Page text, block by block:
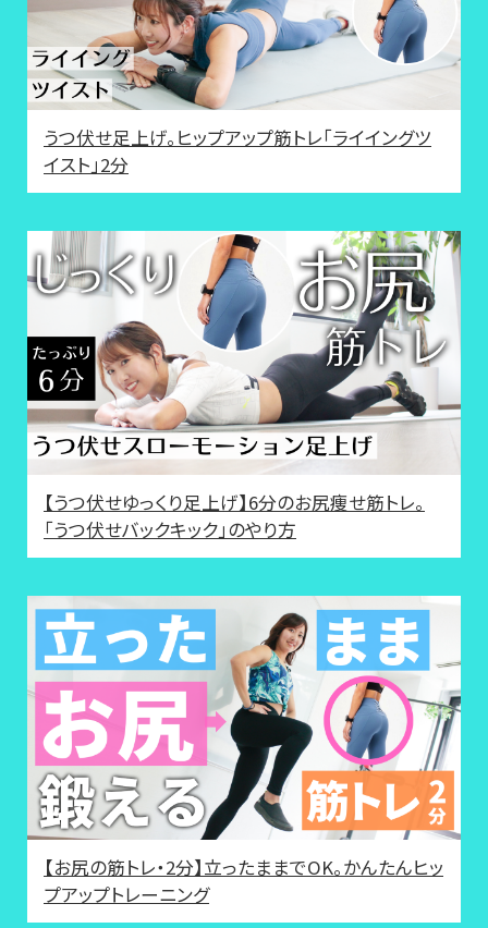
うつ伏せ足上げ。ヒップアップ筋トレ「ライイングツ
イスト」2分
【うつ伏せゆっくり足上げ】6分のお尻痩せ筋トレ。
「うつ伏せバックキック」のやり方
【お尻の筋トレ・2分】立ったままでOK。かんたんヒッ
プアップトレーニング